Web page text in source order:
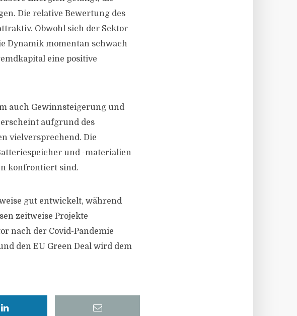
Die relative Bewertung des
Obwohl sich der Sektor
Dynamik momentan schwach
eine positive
auch Gewinnsteigerung und
aufgrund des
vielversprechend. Die
und -materialien
konfrontiert sind.
gut entwickelt, während
zeitweise Projekte
nach der Covid-Pandemie
den EU Green Deal wird dem